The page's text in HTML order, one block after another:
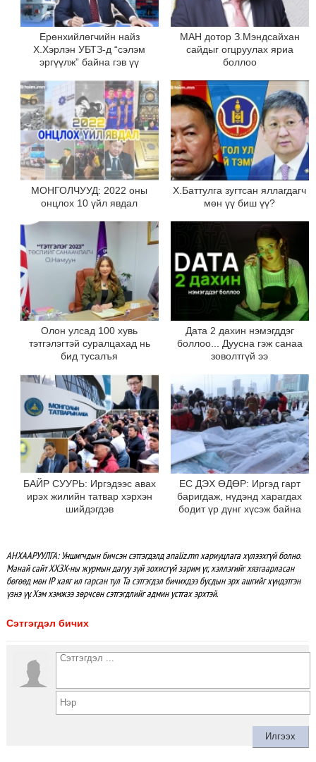
Ерөнхийлөгчийн найз
Х.Хэрлэн УБТЗ-д “сэлэм
эргүүлж” байна гэв үү
МАН дотор З.Мэндсайхан
сайдыг огцруулах яриа
боллоо
МОНГОЛЧУУД: 2022 оны
онцлох 10 үйл явдал
Х.Баттулга зугтсан яллагдагч
мөн үү биш үү?
Олон улсад 100 хувь
тэтгэлэгтэй суралцахад нь
бид тусалъя
Дата 2 дахин нэмэгддэг
боллоо... Дуусна гэж санаа
зоволтгүй ээ
БАЙР СУУРЬ: Иргэдээс авах
ирэх жилийн татвар хэрхэн
шийдэгдэв
ЕС ДЭХ ӨДӨР: Иргэд гарт
баригдаж, нүдэнд харагдах
бодит үр дүнг хүсэж байна
АНХААРУУЛГА: Уншигчдын бичсэн сэтгэгдэлд analiz.mn хариуцлага хүлээхгүй болно.
Манай сайт ХХЗХ-ны журмын дагуу зүй зохисгүй зарим үг, хэллэгийг хязгаарласан
бөгөөд мөн IP хаяг ил гарсан тул Та сэтгэгдэл бичихдээ бусдын эрх ашгийг хүндэтгэн
үзнэ үү. Хэм хэмжээ зөрчсөн сэтгэгдлийг админ устгах эрхтэй.
Сэтгэгдэл бичих